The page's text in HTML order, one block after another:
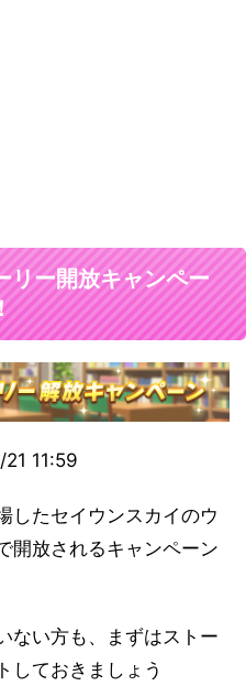
リー開放キャンペー
11:59
したセイウンスカイのウ
開放されるキャンペーン
ない方も、まずはストー
しておきましょう